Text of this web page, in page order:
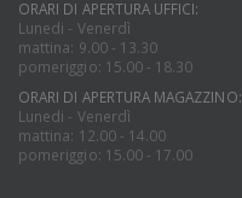
ORARI DI APERTURA UFFICI:
Lunedi - Venerdì
mattina: 9.00 - 13.30
pomeriggio: 15.00 - 18.30
ORARI DI APERTURA MAGAZZINO:
Lunedi - Venerdì
mattina: 12.00 - 14.00
pomeriggio: 15.00 - 17.00